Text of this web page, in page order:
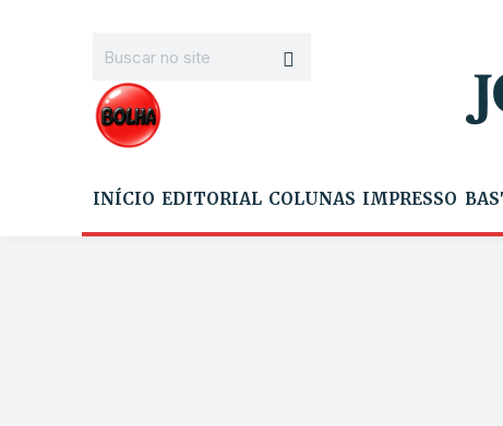
INÍCIO EDITORIAL COLUNAS IMPRESSO